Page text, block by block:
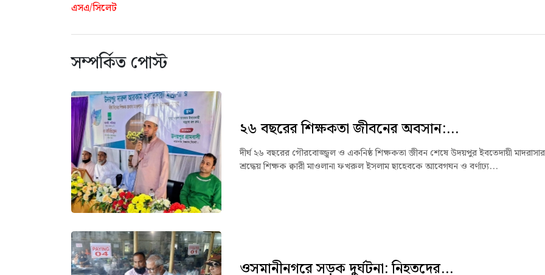
এসএ/সিলেট
সম্পর্কিত পোস্ট
২৬ বছরের শিক্ষকতা জীবনের অবসান:...
দীর্ঘ ২৬ বছরের গৌরবোজ্জ্বল ও একনিষ্ঠ শিক্ষকতা জীবন শেষে উদয়পুর ইবতেদায়ী মাদরাসার
শ্রদ্ধেয় শিক্ষক ক্বারী মাওলানা ফখরুল ইসলাম ছাহেবকে আবেগঘন ও বর্ণাঢ্য...
ওসমানীনগরে সড়ক দুর্ঘটনা: নিহতদের...